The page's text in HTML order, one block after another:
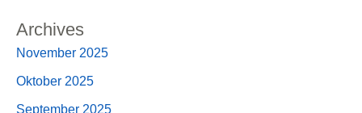
Archives
November 2025
Oktober 2025
September 2025